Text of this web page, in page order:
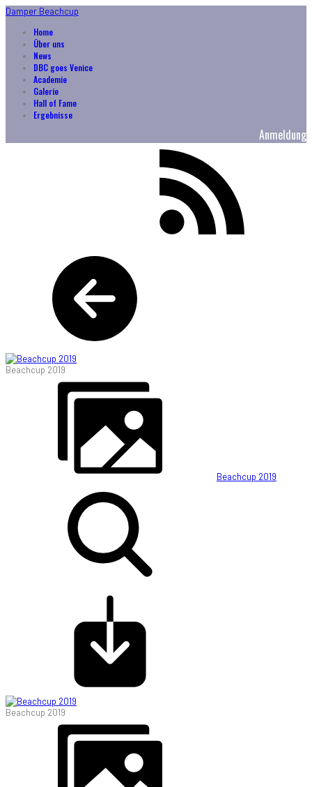
Damper Beachcup
Home
Über uns
News
DBC goes Venice
Academie
Galerie
Hall of Fame
Ergebnisse
Anmeldung
Beachcup 2019
Beachcup 2019
Beachcup 2019